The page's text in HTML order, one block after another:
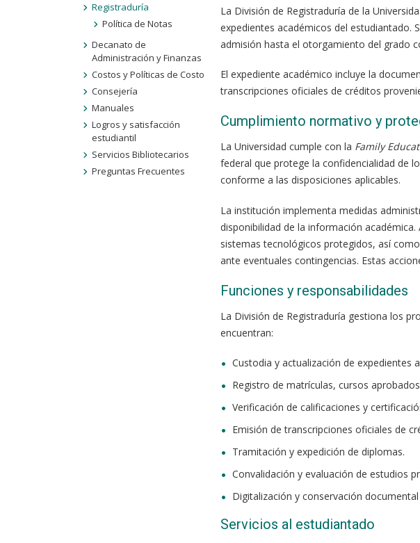
Registraduría
Política de Notas
Decanato de
Administración y Finanzas
Costos y Políticas de Costo
Consejería
Manuales
Logros y satisfacción
estudiantil
Servicios Bibliotecarios
Preguntas Frecuentes
La División de Registraduría de la
expedientes académicos del estudiantado.
admisión hasta el otorgamiento del grado
El expediente académico incluye la
transcripciones oficiales de créditos
Cumplimiento normativo y
La Universidad cumple con la Family
federal que protege la confidencialidad de
conforme a las disposiciones aplicables.
La institución implementa medidas
disponibilidad de la información
sistemas tecnológicos protegidos, así
ante eventuales contingencias. Estas
Funciones y responsabilidades
La División de Registraduría gestiona los
encuentran:
Custodia y actualización de expedientes
Registro de matrículas, cursos
Verificación de calificaciones y
Emisión de transcripciones oficiales de
Tramitación y expedición de diplomas.
Convalidación y evaluación de estudios
Digitalización y conservación
Servicios al estudiantado